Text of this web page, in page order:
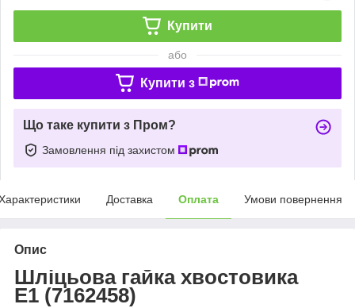
Купити
або
Купити з
Що таке купити з Пром?
Замовлення під захистом
Доставка Оплата Умови повернення
Опис
Шліцьова гайка хвостовика
Е1 (7162458)